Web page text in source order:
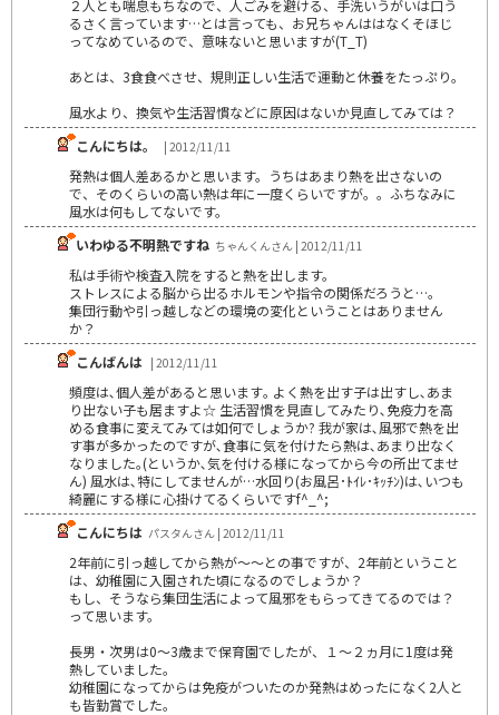
２人とも喘息もちなので、人ごみを避ける、手洗いうがいは口う
るさく言っています…とは言っても、お兄ちゃんははなくそほじ
ってなめているので、意味ないと思いますが(T_T)
あとは、3食食べさせ、規則正しい生活で運動と休養をたっぷり。
風水より、換気や生活習慣などに原因はないか見直してみては？
こんにちは。
| 2012/11/11
発熱は個人差あるかと思います。うちはあまり熱を出さないの
で、そのくらいの高い熱は年に一度くらいですが。。ふちなみに
風水は何もしてないです。
いわゆる不明熱ですね ちゃんくんさん | 2012/11/11
私は手術や検査入院をすると熱を出します。
ストレスによる脳から出るホルモンや指令の関係だろうと…。
集団行動や引っ越しなどの環境の変化ということはありません
か？
こんばんは | 2012/11/11
頻度は､個人差があると思います｡ よく熱を出す子は出すし､あま
り出ない子も居ますよ☆ 生活習慣を見直してみたり､免疫力を高
める食事に変えてみては如何でしょうか? 我が家は､風邪で熱を出
す事が多かったのですが､食事に気を付けたら熱は､あまり出なく
なりました｡(というか､気を付ける様になってから今の所出てませ
ん) 風水は､特にしてませんが…水回り(お風呂･ﾄｲﾚ･ｷｯﾁﾝ)は､いつも
綺麗にする様に心掛けてるくらいですf^_^;
こんにちは パスタんさん | 2012/11/11
2年前に引っ越してから熱が～～との事ですが、2年前ということ
は、幼稚園に入園された頃になるのでしょうか？
もし、そうなら集団生活によって風邪をもらってきてるのでは？
って思います。
長男・次男は0～3歳まで保育園でしたが、１～２ヵ月に1度は発
熱していました。
幼稚園になってからは免疫がついたのか発熱はめったになく2人と
も皆勤賞でした。